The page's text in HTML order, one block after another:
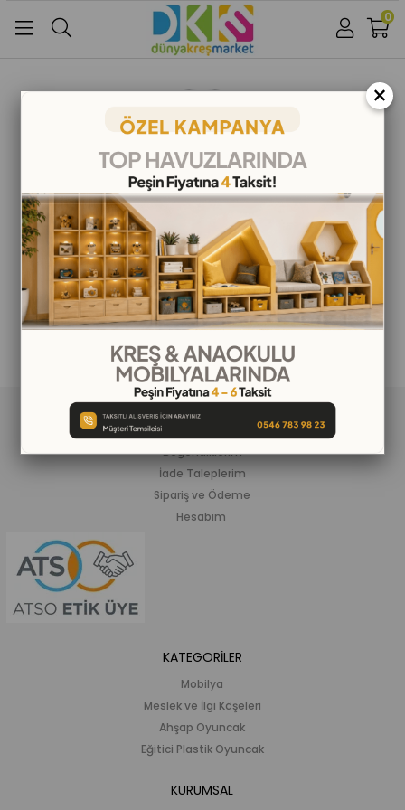
Google İle Bağlan
0
ALIŞVERİŞ BİLGİLERİ
Beğendiklerim
İade Taleplerim
Sipariş ve Ödeme
Hesabım
KATEGORİLER
Mobilya
Meslek ve İlgi Köşeleri
Ahşap Oyuncak
Eğitici Plastik Oyuncak
KURUMSAL
×